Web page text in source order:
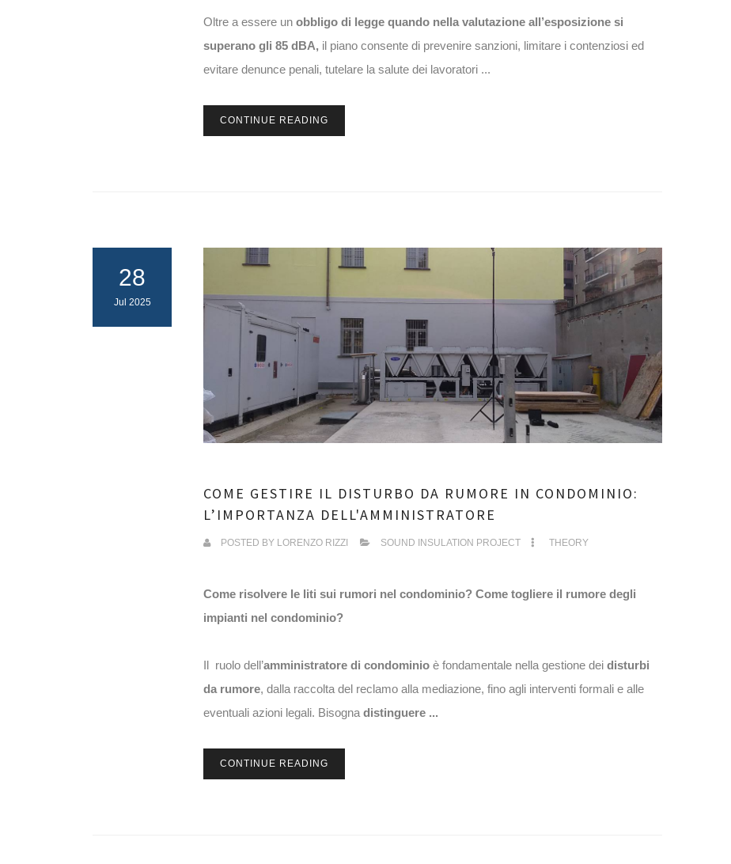
Oltre a essere un obbligo di legge quando nella valutazione all’esposizione si
superano gli 85 dBA, il piano consente di prevenire sanzioni, limitare i contenziosi ed
evitare denunce penali, tutelare la salute dei lavoratori ...
CONTINUE READING
28
Jul 2025
COME GESTIRE IL DISTURBO DA RUMORE IN CONDOMINIO:
L’IMPORTANZA DELL'AMMINISTRATORE
POSTED BY LORENZO RIZZI SOUND INSULATION PROJECT THEORY
Come risolvere le liti sui rumori nel condominio? Come togliere il rumore degli
impianti nel condominio?
Il ruolo dell’amministratore di condominio è fondamentale nella gestione dei disturbi
da rumore, dalla raccolta del reclamo alla mediazione, fino agli interventi formali e alle
eventuali azioni legali. Bisognadistinguere ...
CONTINUE READING